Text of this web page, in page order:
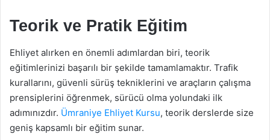
Teorik ve Pratik Eğitim
Ehliyet alırken en önemli adımlardan biri, teorik
eğitimlerinizi başarılı bir şekilde tamamlamaktır. Trafik
kurallarını, güvenli sürüş tekniklerini ve araçların çalışma
prensiplerini öğrenmek, sürücü olma yolundaki ilk
adımınızdır. Ümraniye Ehliyet Kursu, teorik derslerde size
geniş kapsamlı bir eğitim sunar.